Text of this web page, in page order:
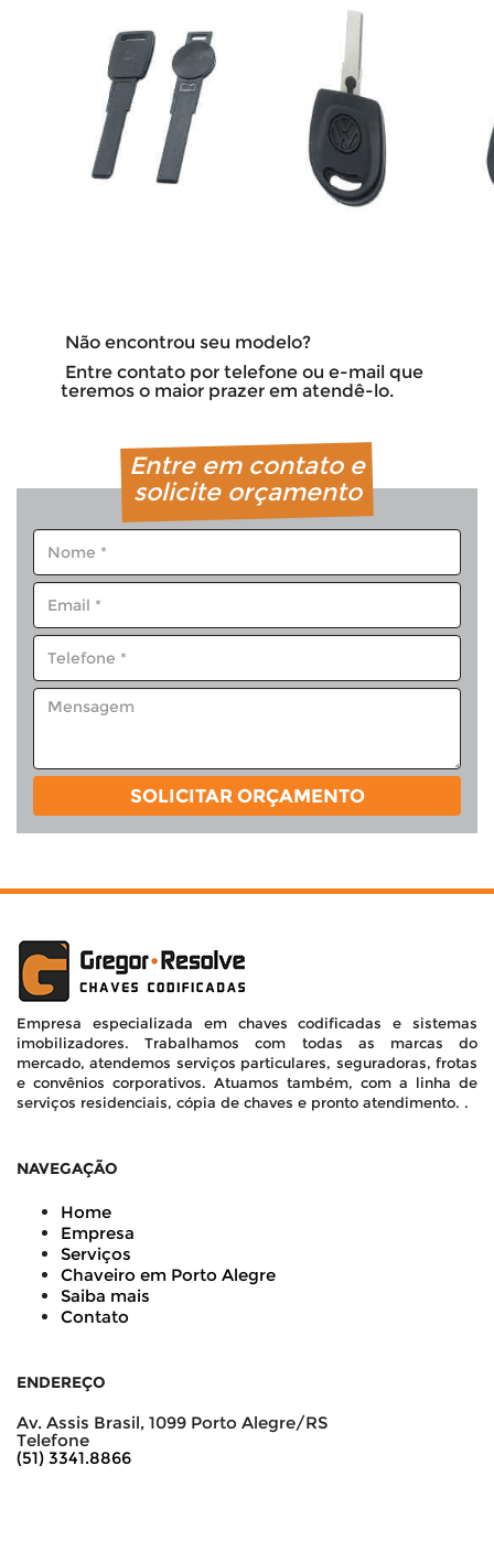
Não encontrou seu modelo?
Entre contato por telefone ou e-mail que
teremos o maior prazer em atendê-lo.
Entre em contato e
solicite orçamento
SOLICITAR ORÇAMENTO
Empresa especializada em chaves codificadas e sistemas
imobilizadores. Trabalhamos com todas as marcas do
mercado, atendemos serviços particulares, seguradoras, frotas
e convênios corporativos. Atuamos também, com a linha de
serviços residenciais, cópia de chaves e pronto atendimento. .
NAVEGAÇÃO
Home
Empresa
Serviços
Chaveiro em Porto Alegre
Saiba mais
Contato
ENDEREÇO
Av. Assis Brasil, 1099 Porto Alegre/RS
Telefone
(51) 3341.8866